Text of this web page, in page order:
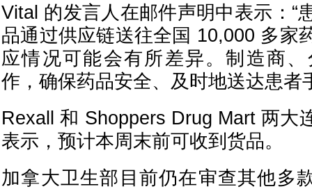
Vital 的发言人在邮件声明中表示：“
品通过供应链送往全国 10,000 多家
应情况可能会有所差异。制造商
作，确保药品安全、及时地送达患者
Rexall 和 Shoppers Drug Mart 两大
表示，预计本周末前可收到货品。
加拿大卫生部目前仍在审查其他多